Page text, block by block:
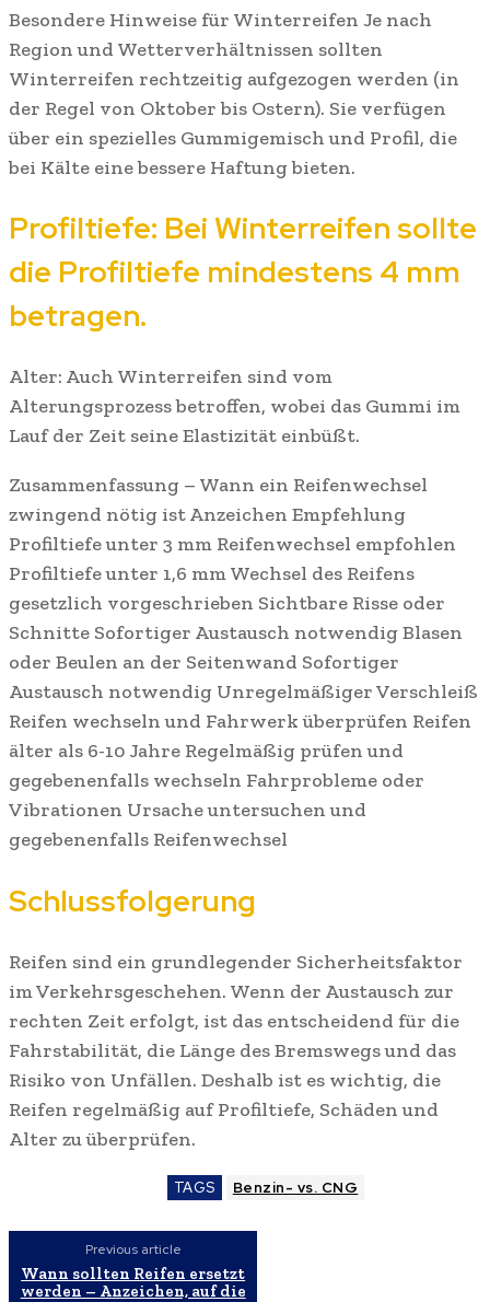
Besondere Hinweise für Winterreifen Je nach
Region und Wetterverhältnissen sollten
Winterreifen rechtzeitig aufgezogen werden (in
der Regel von Oktober bis Ostern). Sie verfügen
über ein spezielles Gummigemisch und Profil, die
bei Kälte eine bessere Haftung bieten.
Profiltiefe: Bei Winterreifen sollte
die Profiltiefe mindestens 4 mm
betragen.
Alter: Auch Winterreifen sind vom
Alterungsprozess betroffen, wobei das Gummi im
Lauf der Zeit seine Elastizität einbüßt.
Zusammenfassung – Wann ein Reifenwechsel
zwingend nötig ist Anzeichen Empfehlung
Profiltiefe unter 3 mm Reifenwechsel empfohlen
Profiltiefe unter 1,6 mm Wechsel des Reifens
gesetzlich vorgeschrieben Sichtbare Risse oder
Schnitte Sofortiger Austausch notwendig Blasen
oder Beulen an der Seitenwand Sofortiger
Austausch notwendig Unregelmäßiger Verschleiß
Reifen wechseln und Fahrwerk überprüfen Reifen
älter als 6-10 Jahre Regelmäßig prüfen und
gegebenenfalls wechseln Fahrprobleme oder
Vibrationen Ursache untersuchen und
gegebenenfalls Reifenwechsel
Schlussfolgerung
Reifen sind ein grundlegender Sicherheitsfaktor
im Verkehrsgeschehen. Wenn der Austausch zur
rechten Zeit erfolgt, ist das entscheidend für die
Fahrstabilität, die Länge des Bremswegs und das
Risiko von Unfällen. Deshalb ist es wichtig, die
Reifen regelmäßig auf Profiltiefe, Schäden und
Alter zu überprüfen.
TAGS Benzin- vs. CNG
Previous article
Wann sollten Reifen ersetzt
werden – Anzeichen, auf die